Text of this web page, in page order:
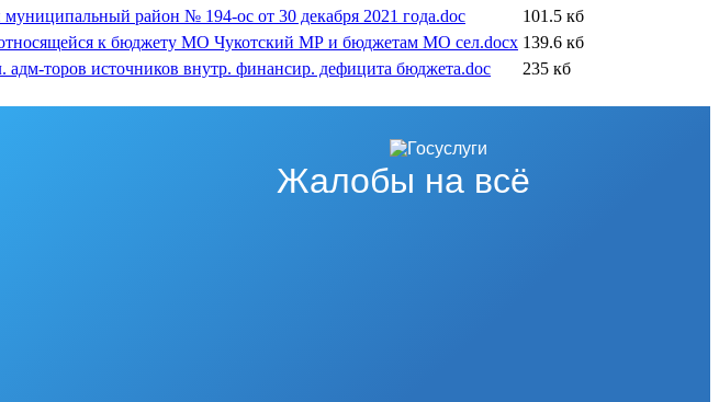
район № 194-ос от 30 декабря 2021 года.doc
101.5 кб
к бюджету МО Чукотский МР и бюджетам МО сел.docx 139.6 кб
торов источников внутр. финансир. дефицита бюджета.doc
235 кб
Жалобы на всё